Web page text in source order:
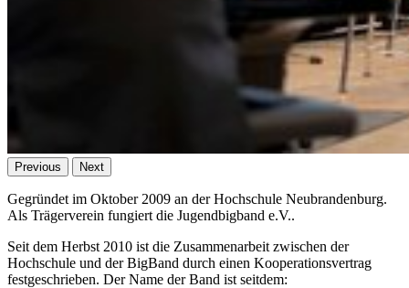
Previous Next
Gegründet im Oktober 2009 an der Hochschule Neubrandenburg.
Als Trägerverein fungiert die Jugendbigband e.V..
Seit dem Herbst 2010 ist die Zusammenarbeit zwischen der
Hochschule und der BigBand durch einen Kooperationsvertrag
festgeschrieben. Der Name der Band ist seitdem: